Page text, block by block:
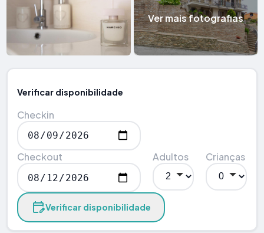
Ver mais fotografias
Verificar disponibilidade
Checkin
Checkout Adultos Crianças
Verificar disponibilidade